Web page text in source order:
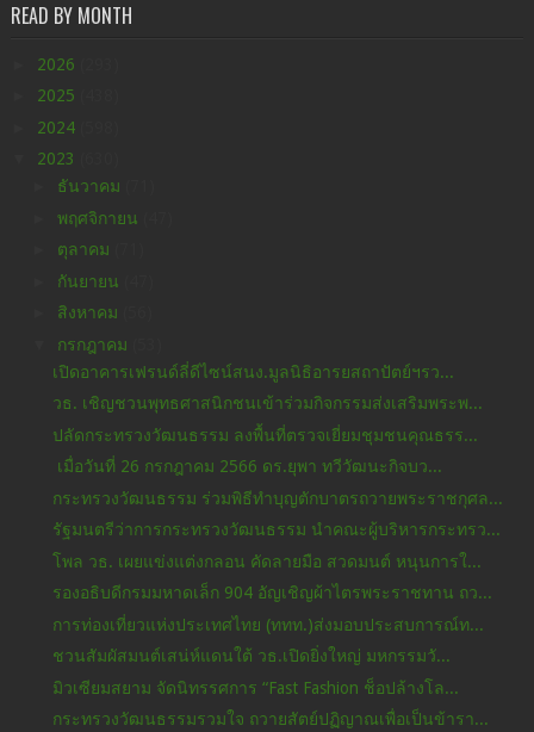
READ BY MONTH
2026
2025
2024
2023
ธันวาคม
พฤศจิกายน
ตุลาคม
กันยายน
สิงหาคม
กรกฎาคม
เปิดอาคารเฟรนด์ลี่ดีไซน์สนง.มูลนิธิอารยสถาปัตย์ฯรว...
วธ. เชิญชวนพุทธศาสนิกชนเข้าร่วมกิจกรรมส่งเสริมพระพ...
ปลัดกระทรวงวัฒนธรรม ลงพื้นที่ตรวจเยี่ยมชุมชนคุณธรร...
เมื่อวันที่ 26 กรกฎาคม 2566 ดร.ยุพา ทวีวัฒนะกิจบว...
กระทรวงวัฒนธรรม ร่วมพิธีทำบุญตักบาตรถวายพระราชกุศล...
รัฐมนตรีว่าการกระทรวงวัฒนธรรม นำคณะผู้บริหารกระทรว...
โพล วธ. เผยแข่งแต่งกลอน คัดลายมือ สวดมนต์ หนุนการใ...
รองอธิบดีกรมมหาดเล็ก 904 อัญเชิญผ้าไตรพระราชทาน ถว...
การท่องเที่ยวแห่งประเทศไทย (ททท.)ส่งมอบประสบการณ์ท...
ชวนสัมผัสมนต์เสน่ห์แดนใต้ วธ.เปิดยิ่งใหญ่ มหกรรมวั...
มิวเซียมสยาม จัดนิทรรศการ “Fast Fashion ช็อปล้างโล...
กระทรวงวัฒนธรรมรวมใจ ถวายสัตย์ปฏิญาณเพื่อเป็นข้ารา...